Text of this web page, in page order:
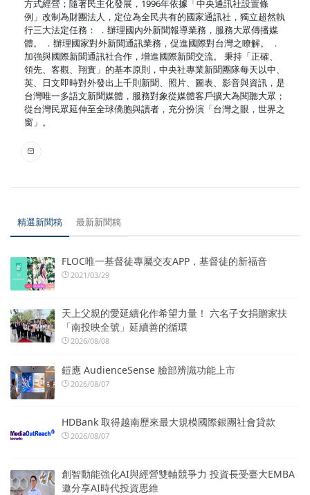
方式經營；隨著民主化發展，1996年依據「中央通訊社設置條
例」改制為財團法人，定位為全民共有的國家通訊社，獨立超然執
行三大法定任務： ．辦理國內外新聞報導業務，服務大眾傳播媒
體。 ．辦理國家對外新聞通訊業務，促進國際對台灣之瞭解。 ．
加強與國際新聞通訊社合作，增進國際新聞交流。 秉持「正確、
領先、客觀、翔實」的基本原則，中央社專業新聞團隊每天以中、
英、日文即時對外發出上千則新聞、照片、圖表、影音與資訊，是
台灣唯一多語文新聞媒體，服務對象從媒體客戶擴大為閱聽大眾；
從台灣民眾延伸至全球僑胞與讀者，充分扮演「台灣之眼，世界之
窗」。
精選新聞稿 最新新聞稿
FLOC唯一基督徒專屬交友APP，基督徒的新福音
2021/03/29
天上父親的愛延續化作希望力量！ 六名子女捐贈家扶
「南投映全號」延續善的循環
2026/08/08
鎧應 AudienceSense 臉部辨識功能上市
2026/08/07
HDBank 取得越南歷來最大規模國際銀團社會貸款
2026/08/07
創智動能強化AI與經營雙軸競爭力 投資長受臺大EMBA
邀分享AI時代投資思維